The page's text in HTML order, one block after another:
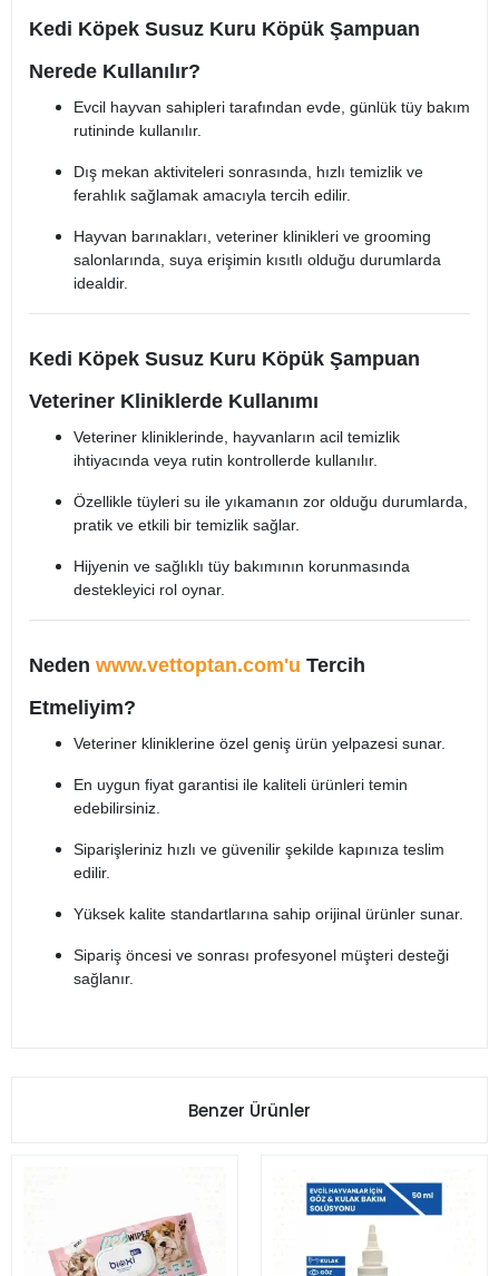
Kedi Köpek Susuz Kuru Köpük Şampuan
Nerede Kullanılır?
Evcil hayvan sahipleri tarafından evde, günlük tüy bakım
rutininde kullanılır.
Dış mekan aktiviteleri sonrasında, hızlı temizlik ve
ferahlık sağlamak amacıyla tercih edilir.
Hayvan barınakları, veteriner klinikleri ve grooming
salonlarında, suya erişimin kısıtlı olduğu durumlarda
idealdir.
Kedi Köpek Susuz Kuru Köpük Şampuan
Veteriner Kliniklerde Kullanımı
Veteriner kliniklerinde, hayvanların acil temizlik
ihtiyacında veya rutin kontrollerde kullanılır.
Özellikle tüyleri su ile yıkamanın zor olduğu durumlarda,
pratik ve etkili bir temizlik sağlar.
Hijyenin ve sağlıklı tüy bakımının korunmasında
destekleyici rol oynar.
Neden www.vettoptan.com'u Tercih
Etmeliyim?
Veteriner kliniklerine özel geniş ürün yelpazesi sunar.
En uygun fiyat garantisi ile kaliteli ürünleri temin
edebilirsiniz.
Siparişleriniz hızlı ve güvenilir şekilde kapınıza teslim
edilir.
Yüksek kalite standartlarına sahip orijinal ürünler sunar.
Sipariş öncesi ve sonrası profesyonel müşteri desteği
sağlanır.
Benzer Ürünler